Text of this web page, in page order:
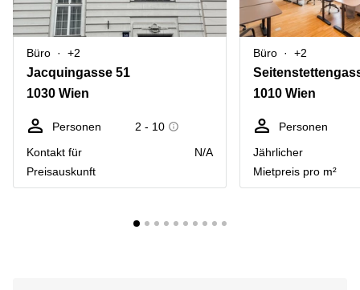
Büro +2
Jacquingasse 51
1030 Wien
Personen
2 - 10
Kontakt für
Preisauskunft
N/A
Büro +2
1010 Wien
Personen
Jährlicher
Mietpreis pro m²